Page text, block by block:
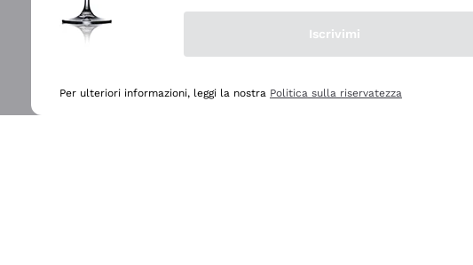
Iscrivimi
Per ulteriori informazioni, leggi la nostra Politica sulla riservatezza